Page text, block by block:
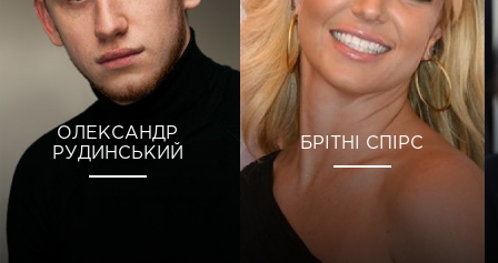
ОЛЕКСАНДР
РУДИНСЬКИЙ
БРІТНІ СПІРС